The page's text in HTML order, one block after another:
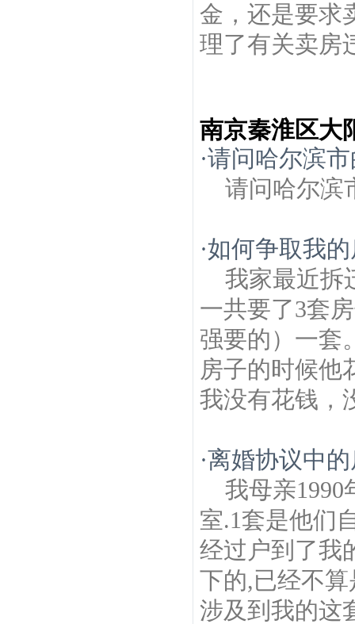
金，还是要求
理了有关卖房
南京秦淮区大
·请问哈尔滨
请问哈尔滨
·如何争取我
我家最近拆
一共要了3套
强要的）一
房子的时候他
我没有花钱，
·离婚协议中
我母亲1990
室.1套是他们
经过户到了我
下的,已经不
涉及到我的这